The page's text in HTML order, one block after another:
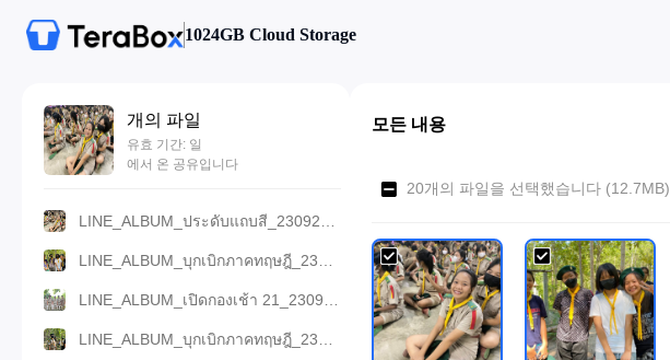
1024GB Cloud Storage
개의 파일
유효 기간: 일
에서 온 공유입니다
모든 내용
20개의 파일을 선택했습니다 (12.7MB)